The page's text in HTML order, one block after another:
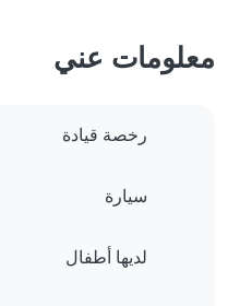
معلومات عني
رخصة قيادة
سيارة
لديها أطفال